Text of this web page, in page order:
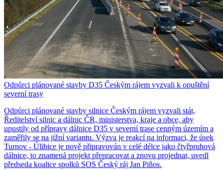
Odpůrci plánované stavby D35 Českým rájem vyzvali k opuštění
severní trasy
Odpůrci plánované stavby silnice Českým rájem vyzvali stát,
Ředitelství silnic a dálnic ČR, ministerstva, kraje a obce, aby
upustily od přípravy dálnice D35 v severní trase cenným územím a
zaměřily se na jižní variantu. Výzva je reakcí na informaci, že úsek
Turnov - Úlibice je nově připravován v celé délce jako čtyřpruhová
dálnice, to znamená projekt přepracovat a znovu projednat, uvedl
předseda koalice spolků SOS Český ráj Jan Piňos.